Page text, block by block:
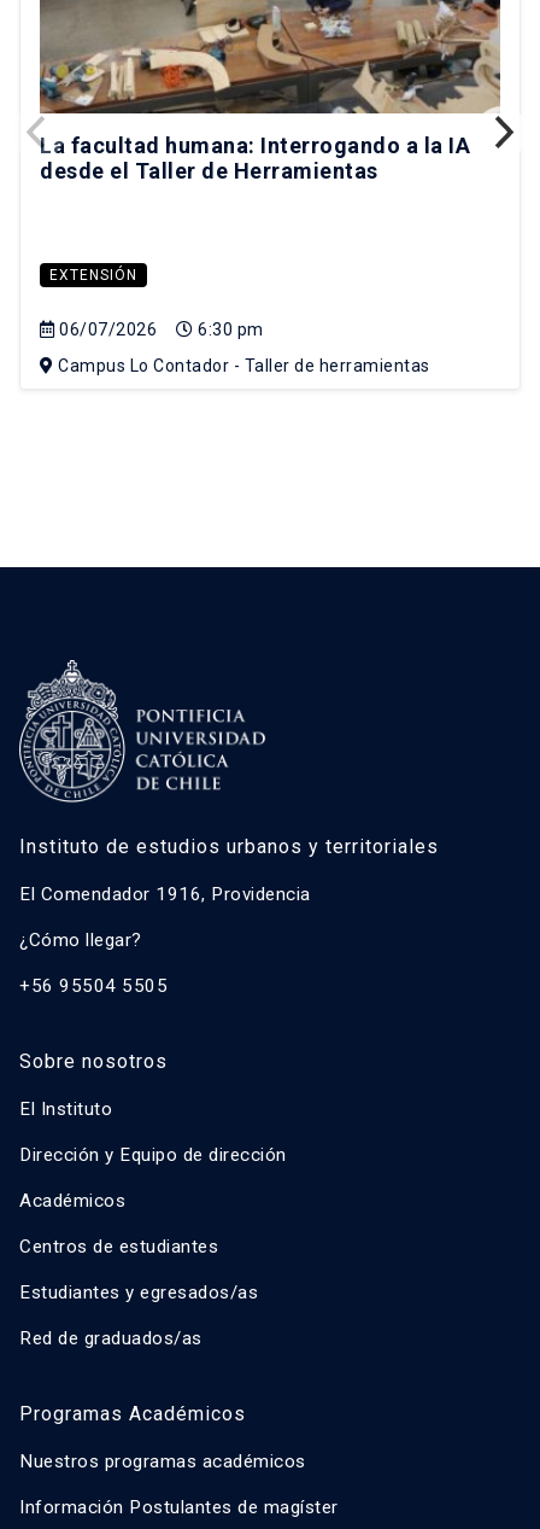
La facultad humana: Interrogando a la IA
desde el Taller de Herramientas
EXTENSIÓN
06/07/2026
6:30 pm
Campus Lo Contador - Taller de herramientas
Instituto de estudios urbanos y territoriales
El Comendador 1916, Providencia
¿Cómo llegar?
+56 95504 5505
Sobre nosotros
El Instituto
Dirección y Equipo de dirección
Académicos
Centros de estudiantes
Estudiantes y egresados/as
Red de graduados/as
Programas Académicos
Nuestros programas académicos
Información Postulantes de magíster